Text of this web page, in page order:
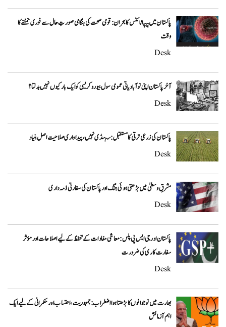
پاکستان میں ہیپاٹائٹس کا بحران: قومی صحت کی ہنگامی صورتِ حال سے فوری نمٹنے کا
وقت
Desk
آخر پاکستان اپنی نوآبادیاتی عمومی سول بیوروکریسی کو ایک بار کیوں نہیں بدلتا؟
Desk
پاکستان کی زرعی ترقی کا مستقبل: سبسڈی نہیں، پیداواری صلاحیت اصل بنیاد
Desk
مشرقِ وسطیٰ میں بڑھتی ہوئی جنگ اور پاکستان کی سفارتی ذمہ داری
Desk
پاکستان اور جی ایس پی پلس: معاشی مفادات کے تحفظ کے لیے اصلاحات اور مؤثر
سفارت کاری کی ضرورت
Desk
بھارت میں نوجوانوں کا بڑھتا ہوا اضطراب: جمہوریت، احتساب اور حکمرانی کے لیے ایک
اہم آزمائش